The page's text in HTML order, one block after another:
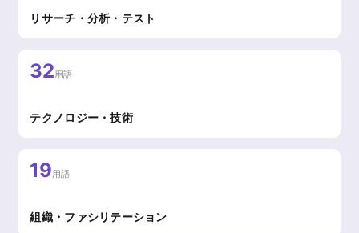
リサーチ・分析・テスト
32用語
テクノロジー・技術
19用語
組織・ファシリテーション